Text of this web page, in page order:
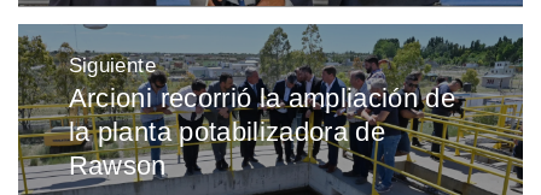
Siguiente
Entrada
siguiente:
Arcioni recorrió la ampliación de
la planta potabilizadora de
Rawson